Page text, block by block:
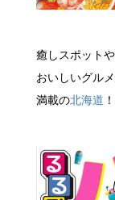
癒しスポットや
おいしいグル
満載の北海道 ！